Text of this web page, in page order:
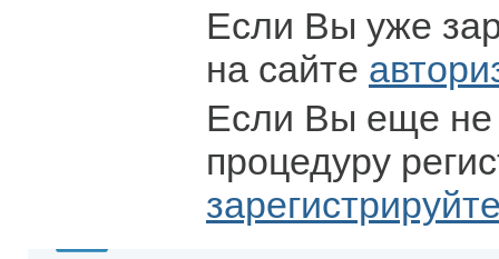
Если Вы уже
на сайте
Если Вы еще не
процедуру